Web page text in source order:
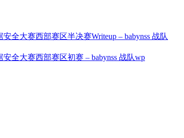
全大赛西部赛区半决赛Writeup – babynss 战队
全大赛西部赛区初赛 – babynss 战队wp